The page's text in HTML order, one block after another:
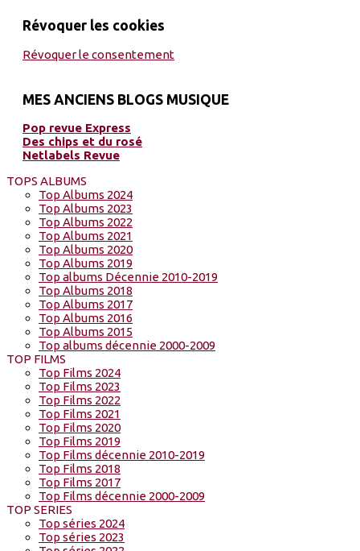
Révoquer les cookies
Révoquer le consentement
MES ANCIENS BLOGS MUSIQUE
Pop revue Express
Des chips et du rosé
Netlabels Revue
TOPS ALBUMS
Top Albums 2024
Top Albums 2023
Top Albums 2022
Top Albums 2021
Top Albums 2020
Top Albums 2019
Top albums Décennie 2010-2019
Top Albums 2018
Top Albums 2017
Top Albums 2016
Top Albums 2015
Top albums décennie 2000-2009
TOP FILMS
Top Films 2024
Top Films 2023
Top Films 2022
Top Films 2021
Top Films 2020
Top Films 2019
Top Films décennie 2010-2019
Top Films 2018
Top Films 2017
Top Films décennie 2000-2009
TOP SERIES
Top séries 2024
Top séries 2023